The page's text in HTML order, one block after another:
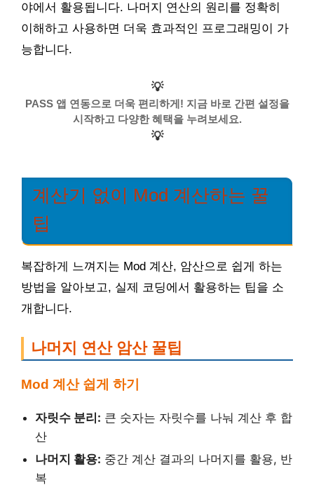
야에서 활용됩니다. 나머지 연산의 원리를 정확히
이해하고 사용하면 더욱 효과적인 프로그래밍이 가
능합니다.
💡
PASS 앱 연동으로 더욱 편리하게! 지금 바로 간편 설정을
시작하고 다양한 혜택을 누려보세요.
💡
계산기 없이 Mod 계산하는 꿀
팁
복잡하게 느껴지는 Mod 계산, 암산으로 쉽게 하는
방법을 알아보고, 실제 코딩에서 활용하는 팁을 소
개합니다.
나머지 연산 암산 꿀팁
Mod 계산 쉽게 하기
자릿수 분리: 큰 숫자는 자릿수를 나눠 계산 후 합
산
나머지 활용: 중간 계산 결과의 나머지를 활용, 반
복